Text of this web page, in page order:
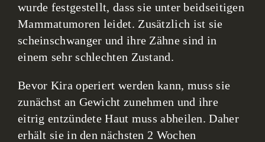
wurde festgestellt, dass sie unter beidseitigen
Mammatumoren leidet. Zusätzlich ist sie
scheinschwanger und ihre Zähne sind in
einem sehr schlechten Zustand.
Bevor Kira operiert werden kann, muss sie
zunächst an Gewicht zunehmen und ihre
eitrig entzündete Haut muss abheilen. Daher
erhält sie in den nächsten 2 Wochen